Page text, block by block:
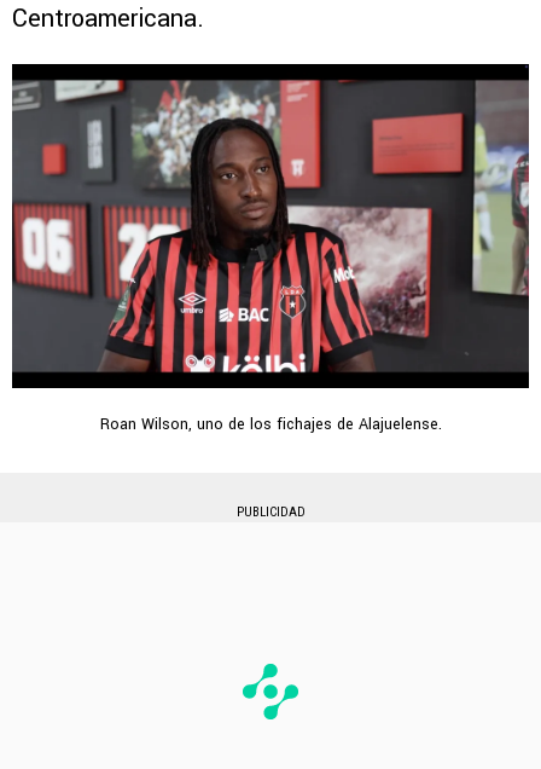
Centroamericana.
Roan Wilson, uno de los fichajes de Alajuelense.
PUBLICIDAD